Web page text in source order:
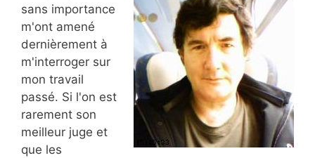
sans importance
m'ont amené
dernièrement à
m'interroger sur
mon travail
passé. Si l'on est
rarement son
meilleur juge et
que les